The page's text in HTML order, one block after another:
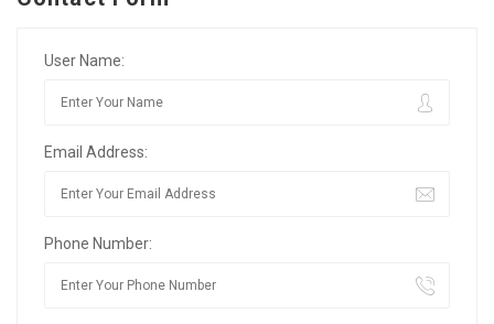
User Name:
Email Address:
Phone Number: